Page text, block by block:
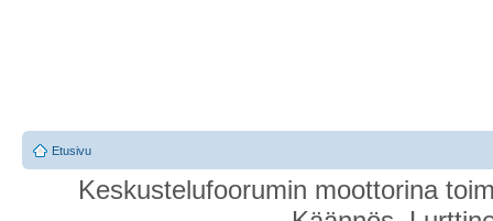
Etusivu
Keskustelufoorumin moottorina